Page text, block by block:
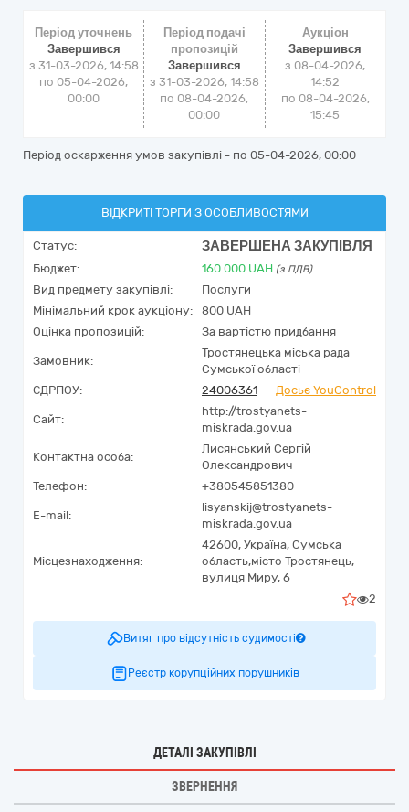
Період уточнень
Завершився
з 31-03-2026, 14:58
по 05-04-2026,
00:00
Період подачі
пропозицій
Завершився
з 31-03-2026, 14:58
по 08-04-2026,
00:00
Аукціон
Завершився
з 08-04-2026,
14:52
по 08-04-2026,
15:45
Період оскарження умов закупівлі - по 05-04-2026, 00:00
ВІДКРИТІ ТОРГИ З ОСОБЛИВОСТЯМИ
Статус: ЗАВЕРШЕНА ЗАКУПІВЛЯ
Бюджет: 160 000 UAH (з ПДВ)
Вид предмету закупівлі:
Послуги
Мінімальний крок аукціону:
800 UAH
Оцінка пропозицій:
За вартістю придбання
Замовник:
Тростянецька міська рада
Сумської області
ЄДРПОУ:
24006361 Досьє YouControl
Сайт:
http://trostyanets-
miskrada.gov.ua
Контактна особа:
Лисянський Сергій
Олександрович
Телефон:
+380545851380
E-mail:
lisyanskij@trostyanets-
miskrada.gov.ua
Місцезнаходження:
42600, Україна, Сумська
область,місто Тростянець,
вулиця Миру, 6
2
Витяг про відсутність судимості
Реєстр корупційних порушників
ДЕТАЛІ ЗАКУПІВЛІ
ЗВЕРНЕННЯ